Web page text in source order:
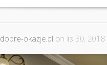
dobre-okazje.pl on lis 30, 2018